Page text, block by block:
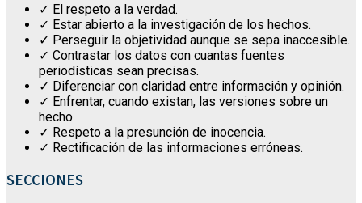
✓ El respeto a la verdad.
✓ Estar abierto a la investigación de los hechos.
✓ Perseguir la objetividad aunque se sepa inaccesible.
✓ Contrastar los datos con cuantas fuentes
periodísticas sean precisas.
✓ Diferenciar con claridad entre información y opinión.
✓ Enfrentar, cuando existan, las versiones sobre un
hecho.
✓ Respeto a la presunción de inocencia.
✓ Rectificación de las informaciones erróneas.
SECCIONES